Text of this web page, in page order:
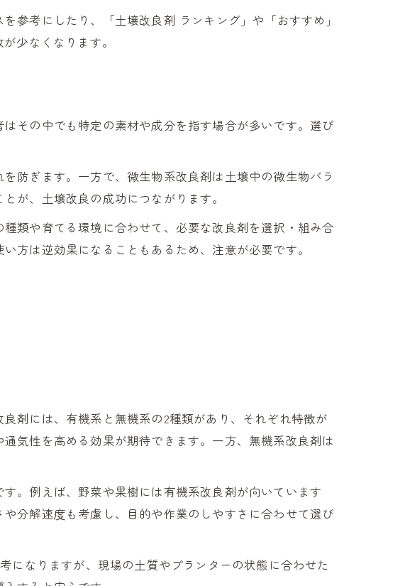
参考にしたり、「土壌改良剤 ランキング」や「おすすめ」
少なくなります。
その中でも特定の素材や成分を指す場合が多いです。選び
防ぎます。一方で、微生物系改良剤は土壌中の微生物バラ
が、土壌改良の成功につながります。
類や育てる環境に合わせて、必要な改良剤を選択・組み合
方は逆効果になることもあるため、注意が必要です。
剤には、有機系と無機系の2種類があり、それぞれ特徴が
気性を高める効果が期待できます。一方、無機系改良剤は
。例えば、野菜や果樹には有機系改良剤が向いています
分解速度も考慮し、目的や作業のしやすさに合わせて選び
になりますが、現場の土質やプランターの状態に合わせた